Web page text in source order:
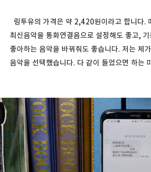
링투유의 가격은 약 2,420원이라고 합니다.
최신음악을 통화연결음으로 설정해도 좋고,
좋아하는 음악을 바꿔줘도 좋습니다. 저는 제
음악을 선택했습니다. 다 같이 들었으면 하는